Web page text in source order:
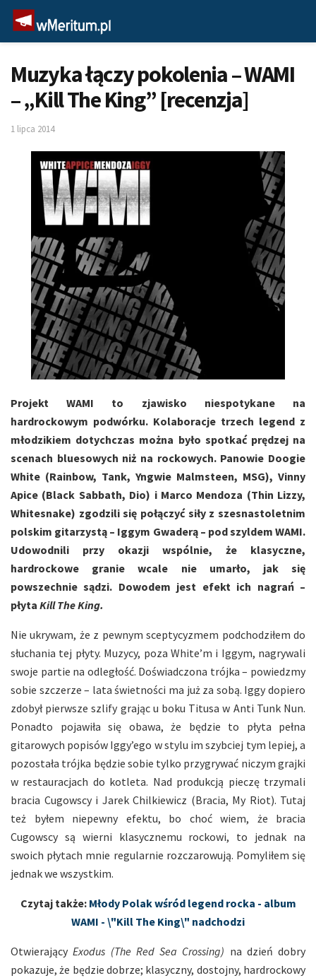
Muzyka łączy pokolenia – WAMI
– „Kill The King” [recenzja]
1 lipca 2014
Projekt WAMI to zjawisko niespotykane na
hardrockowym podwórku. Kolaboracje trzech legend z
młodzikiem dotychczas można było spotkać prędzej na
scenach bluesowych niż na rockowych. Panowie Doogie
White (Rainbow, Tank, Yngwie Malmsteen, MSG), Vinny
Apice (Black Sabbath, Dio) i Marco Mendoza (Thin Lizzy,
Whitesnake) zgodzili się połączyć siły z szesnastoletnim
polskim gitarzystą – Iggym Gwaderą – pod szyldem WAMI.
Udowodnili przy okazji wspólnie, że klasyczne,
hardrockowe granie wcale nie umarło, jak się
powszechnie sądzi. Dowodem jest efekt ich nagrań –
płyta Kill The King.
Nie ukrywam, że z pewnym sceptycyzmem podchodziłem do
słuchania tej płyty. Muzycy, poza White’m i Iggym, nagrywali
swoje partie na odległość. Doświadczona trójka – powiedzmy
sobie szczerze – lata świetności ma już za sobą. Iggy dopiero
zdobył pierwsze szlify grając u boku Titusa w Anti Tunk Nun.
Ponadto pojawiła się obawa, że będzie to płyta pełna
gitarowych popisów Iggy’ego w stylu im szybciej tym lepiej, a
pozostała trójka będzie sobie tylko przygrywać niczym grajki
w restauracjach do kotleta. Nad produkcją pieczę trzymali
bracia Cugowscy i Jarek Chilkiewicz (Bracia, My Riot). Tutaj
też byłem niepewny efektu, bo choć wiem, że bracia
Cugowscy są wierni klasycznemu rockowi, to jednak na
swoich płytach mnie regularnie rozczarowują. Pomyliłem się
jednak we wszystkim.
Czytaj także: Młody Polak wśród legend rocka - album
WAMI - \"Kill The King\" nadchodzi
OtwierającyExodus (The Red Sea Crossing) na dzień dobry
pokazuje, że będzie dobrze; klasyczny, dostojny, hardrockowy